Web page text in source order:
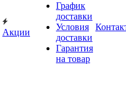
Акции
График
доставки
Условия
доставки
Гарантия
на товар